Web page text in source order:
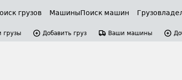
грузов МашиныПоиск машин
грузы Добавить груз Ваши машины